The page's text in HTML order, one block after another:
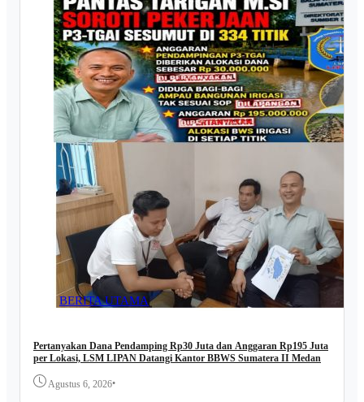
BERITA UTAMA
Pertanyakan Dana Pendamping Rp30 Juta dan Anggaran Rp195 Juta
per Lokasi, LSM LIPAN Datangi Kantor BBWS Sumatera II Medan
Agustus 6, 2026•